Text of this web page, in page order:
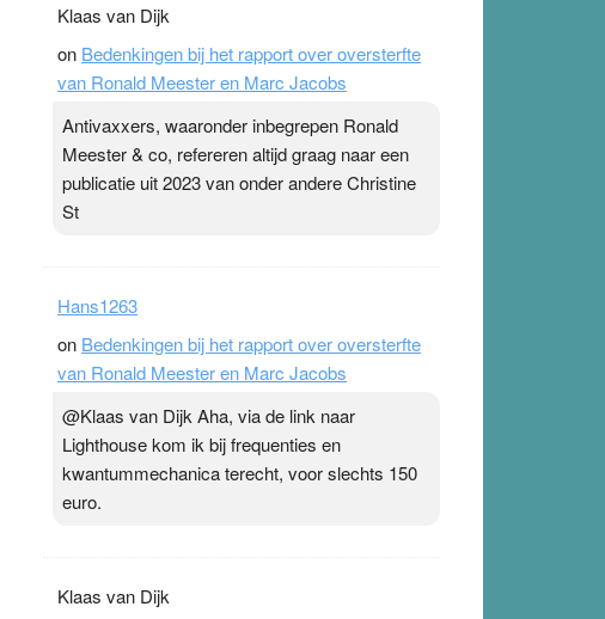
Klaas van Dijk
on Bedenkingen bij het rapport over oversterfte
van Ronald Meester en Marc Jacobs
Antivaxxers, waaronder inbegrepen Ronald
Meester & co, refereren altijd graag naar een
publicatie uit 2023 van onder andere Christine
St
Hans1263
on Bedenkingen bij het rapport over oversterfte
van Ronald Meester en Marc Jacobs
@Klaas van Dijk Aha, via de link naar
Lighthouse kom ik bij frequenties en
kwantummechanica terecht, voor slechts 150
euro.
Klaas van Dijk